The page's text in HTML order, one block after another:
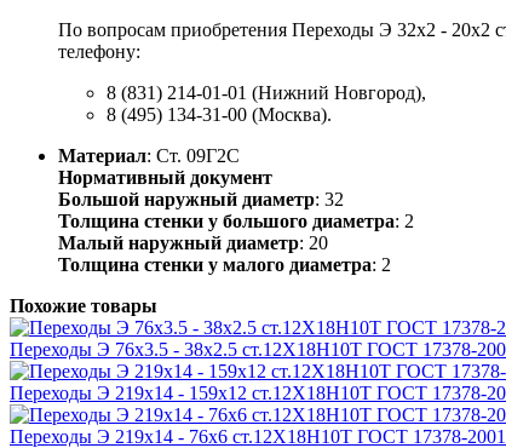
По вопросам приобретения Переходы Э 32х2 - 20х2
телефону:
8 (831) 214-01-01 (Нижний Новгород),
8 (495) 134-31-00 (Москва).
Материал: Ст. 09Г2С
Нормативный документ
Большой наружный диаметр: 32
Толщина стенки у большого диаметра: 2
Малый наружный диаметр: 20
Толщина стенки у малого диаметра: 2
Похожие товары
Переходы Э 76х3.5 - 38х2.5 ст.12Х18Н10Т ГОСТ 17378-
Переходы Э 219х14 - 159х12 ст.12Х18Н10Т ГОСТ 17378-
Переходы Э 219х14 - 76х6 ст.12Х18Н10Т ГОСТ 17378-2001